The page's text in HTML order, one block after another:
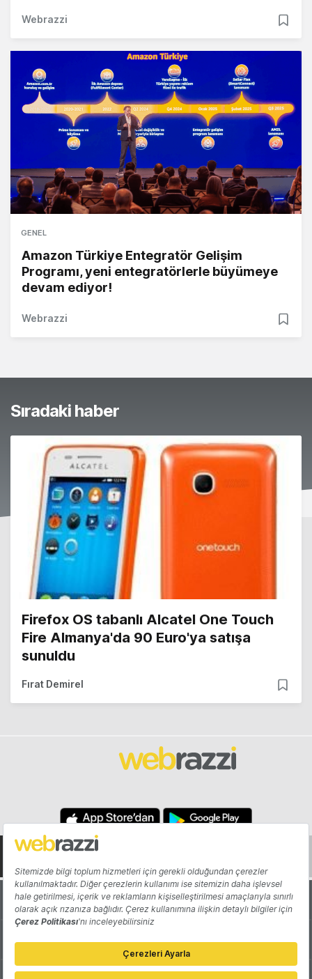
Webrazzi
GENEL
Amazon Türkiye Entegratör Gelişim
Programı, yeni entegratörlerle büyümeye
devam ediyor!
Webrazzi
Sıradaki haber
Firefox OS tabanlı Alcatel One Touch
Fire Almanya'da 90 Euro'ya satışa
sunuldu
Fırat Demirel
Hakkında Yazarlar
Katkıda Bulun Reklam